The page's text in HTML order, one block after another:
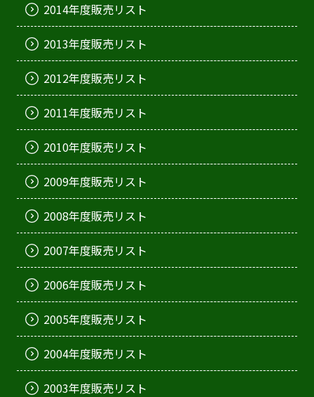
2014年度販売リスト
2013年度販売リスト
2012年度販売リスト
2011年度販売リスト
2010年度販売リスト
2009年度販売リスト
2008年度販売リスト
2007年度販売リスト
2006年度販売リスト
2005年度販売リスト
2004年度販売リスト
2003年度販売リスト